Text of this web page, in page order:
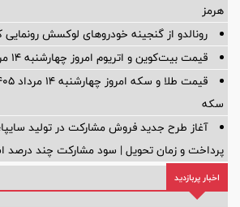
هرمز
رونالدو از گنجینه خودروهای لوکسش رونمایی
قیمت بیت‌کوین و اتریوم امروز چهارشنبه ۱۴ مرداد
سکه
آغاز طرح جدید فروش مشارکت در تولید
پرداخت و زمان تحویل | سود مشارکت چند
اخبار پربازدید